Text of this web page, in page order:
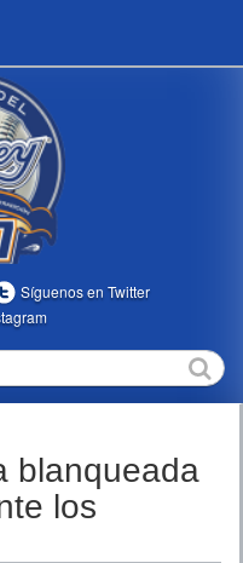
Síguenos en Twitter
blanqueada
los